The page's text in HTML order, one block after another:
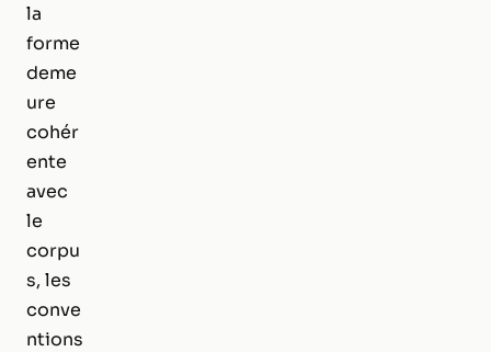
la
forme
deme
ure
cohér
ente
avec
le
corpu
s, les
conve
ntions